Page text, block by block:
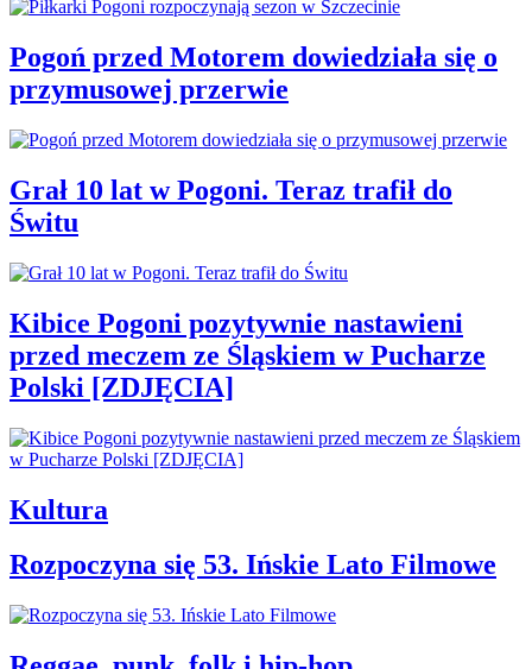
Pogoń przed Motorem dowiedziała się o
przymusowej przerwie
Grał 10 lat w Pogoni. Teraz trafił do
Świtu
Kibice Pogoni pozytywnie nastawieni
przed meczem ze Śląskiem w Pucharze
Polski [ZDJĘCIA]
Kultura
Rozpoczyna się 53. Ińskie Lato Filmowe